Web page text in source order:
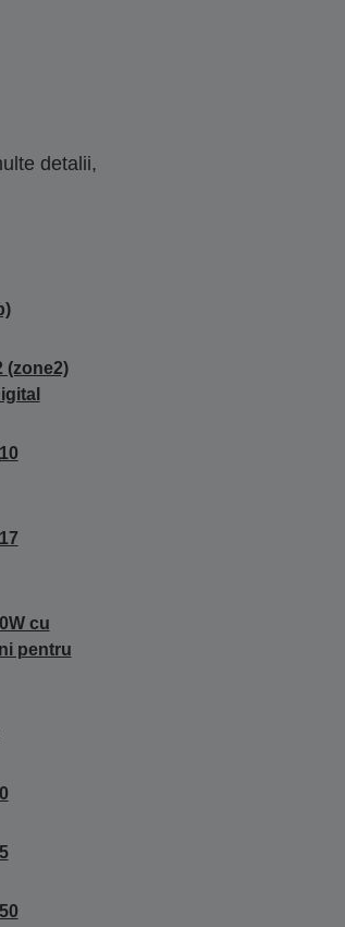
detalii,
(zone2)
cu
pentru